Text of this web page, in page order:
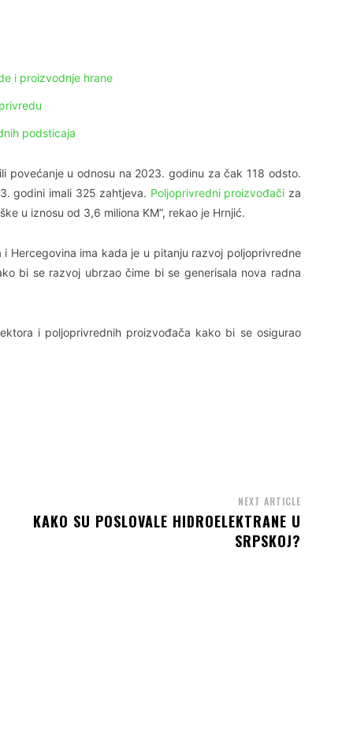
i proizvodnje hrane
podsticaja
povećanje u odnosu na 2023. godinu za čak 118 odsto.
godini imali 325 zahtjeva. Poljoprivredni proizvođači za
u iznosu od 3,6 miliona KM”, rekao je Hrnjić.
Hercegovina ima kada je u pitanju razvoj poljoprivredne
bi se razvoj ubrzao čime bi se generisala nova radna
i poljoprivrednih proizvođača kako bi se osigurao
NEXT ARTICLE
KAKO SU POSLOVALE HIDROELEKTRANE U
SRPSKOJ?